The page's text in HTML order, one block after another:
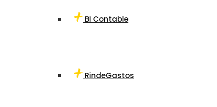
BI Contable
RindeGastos